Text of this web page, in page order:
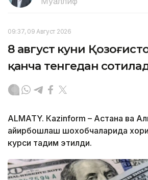
09:37, 09 Август 2026
8 август куни
қанча тенгедан
ALMATY. Кazinform – Астана ва
айирбошлаш шохобчаларида
курси тақдим этилди.